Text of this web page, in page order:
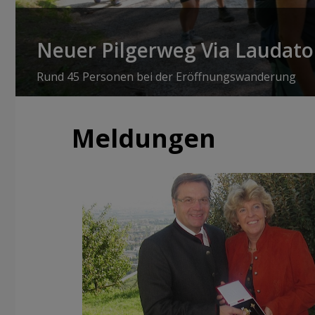
Neuer Pilgerweg Via Laudato
Rund 45 Personen bei der Eröffnungswanderung
Meldungen